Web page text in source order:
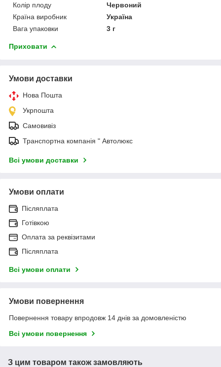
Колір плоду
Червоний
Країна виробник
Україна
Вага упаковки
3 г
Приховати
Умови доставки
Нова Пошта
Укрпошта
Самовивіз
Транспортна компанія " Автолюкс
Всі умови доставки
Умови оплати
Післяплата
Готівкою
Оплата за реквізитами
Післяплата
Всі умови оплати
Умови повернення
Повернення товару впродовж 14 днів за домовленістю
Всі умови повернення
З цим товаром також замовляють